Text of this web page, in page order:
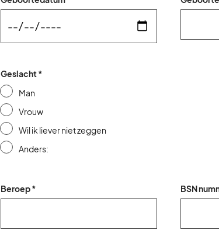
Geslacht *
Man
Vrouw
Wil ik liever niet zeggen
Anders:
Beroep * BSN